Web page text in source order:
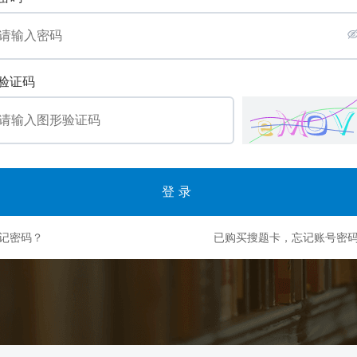
证码
登录
密码？ 已购买搜题卡，忘记账号密